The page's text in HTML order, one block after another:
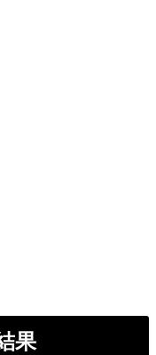
果